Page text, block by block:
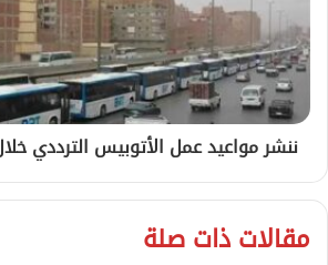
ننشر مواعيد عمل الأتوبيس الترددي
مقالات ذات صلة